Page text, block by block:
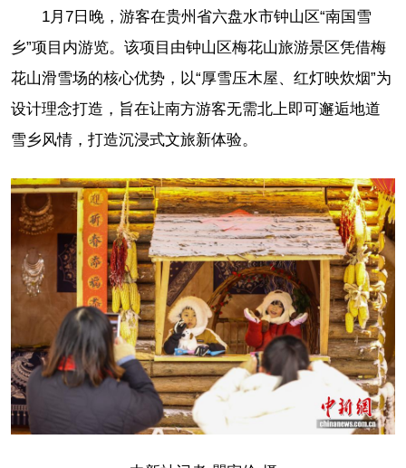
1月7日晚，游客在贵州省六盘水市钟山区“南国雪
乡”项目内游览。该项目由钟山区梅花山旅游景区凭借梅
花山滑雪场的核心优势，以“厚雪压木屋、红灯映炊烟”为
设计理念打造，旨在让南方游客无需北上即可邂逅地道
雪乡风情，打造沉浸式文旅新体验。